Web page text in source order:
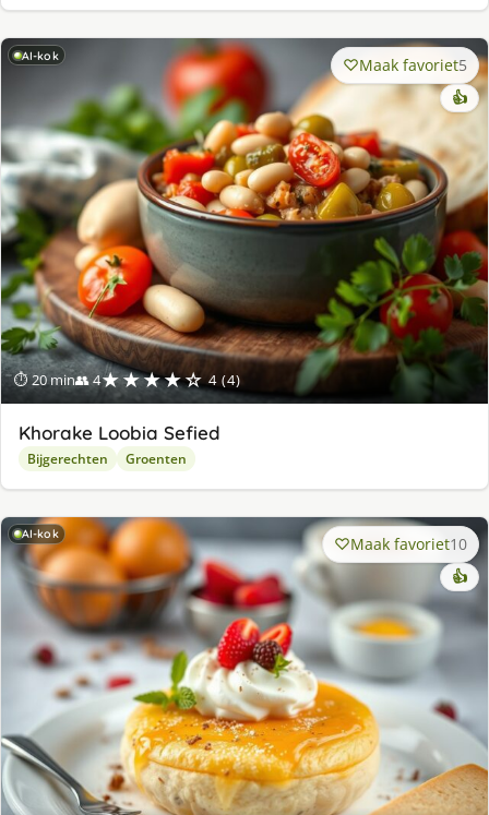
AI-kok
⏱ 20 min👥 4★★★★☆ 4 (4)
Maak favoriet5
👍
Khorake Loobia Sefied
Bijgerechten Groenten
AI-kok Maak favoriet10
👍